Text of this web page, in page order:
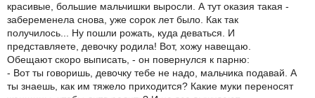
красивые, большие мальчишки выросли. А тут оказия такая -
забеременела снова, уже сорок лет было. Как так
получилось... Ну пошли рожать, куда деваться. И
представляете, девочку родила! Вот, хожу навещаю.
Обещают скоро выписать, - он повернулся к парню:
- Вот ты говоришь, девочку тебе не надо, мальчика подавай. А
ты знаешь, как им тяжело приходится? Какие муки переносят